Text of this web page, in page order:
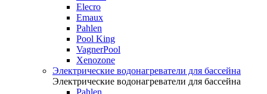
Elecro
Emaux
Pahlen
Pool King
VagnerPool
Xenozone
Электрические водонагреватели для бассейна
Электрические водонагреватели для бассейна
Pahlen